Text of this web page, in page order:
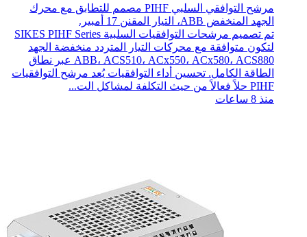
مرشح التوافقي السلبي PIHF مصمم للتطابق مع محرك
الجهد المنخفض ABB، التيار المقنن 17 أمبير.
تم تصميم مرشحات التوافقيات السلبية SIKES PIHF Series
لتكون متوافقة مع محركات التيار المتردد منخفضة الجهد
ABB، ACS510، ACx550، ACx580، ACS880 عبر نطاق
الطاقة الكامل. تحسين أداء التوافقيات يُعد مرشح التوافقيات
PIHF حلاً فعالاً من حيث التكلفة لمشاكل الت...
منذ 8 ساعات